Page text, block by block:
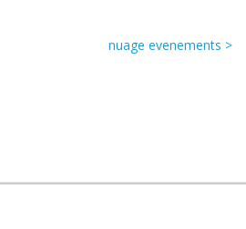
nuage evenements >